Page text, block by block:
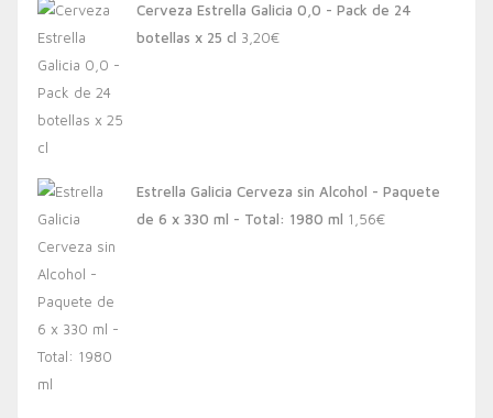
Cerveza Estrella Galicia 0,0 - Pack de 24
botellas x 25 cl 3,20€
Estrella Galicia Cerveza sin Alcohol - Paquete
de 6 x 330 ml - Total: 1980 ml 1,56€